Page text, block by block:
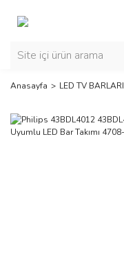
Anasayfa LED TV BARLARI